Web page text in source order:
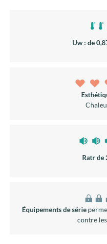
Uw : de
Ratr de
Équipements de série
contre